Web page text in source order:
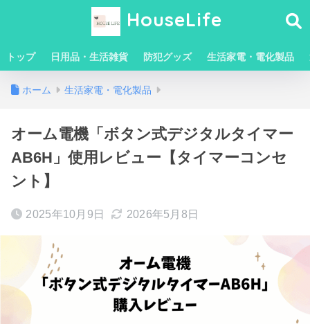
HouseLife
トップ 日用品・生活雑貨 防犯グッズ 生活家電・電化製品
ホーム 生活家電・電化製品
オーム電機「ボタン式デジタルタイマー
AB6H」使用レビュー【タイマーコンセ
ント】
2025年10月9日 2026年5月8日